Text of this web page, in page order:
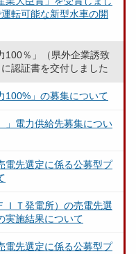
転可能な新型水車の開
100％」（県外企業誘致
認証書を交付しました
100%」の募集について
」電力供給先募集につい
電先選定に係る公募型プ
ＩＴ発電所）の売電先選
実施結果について
電先選定に係る公募型プ